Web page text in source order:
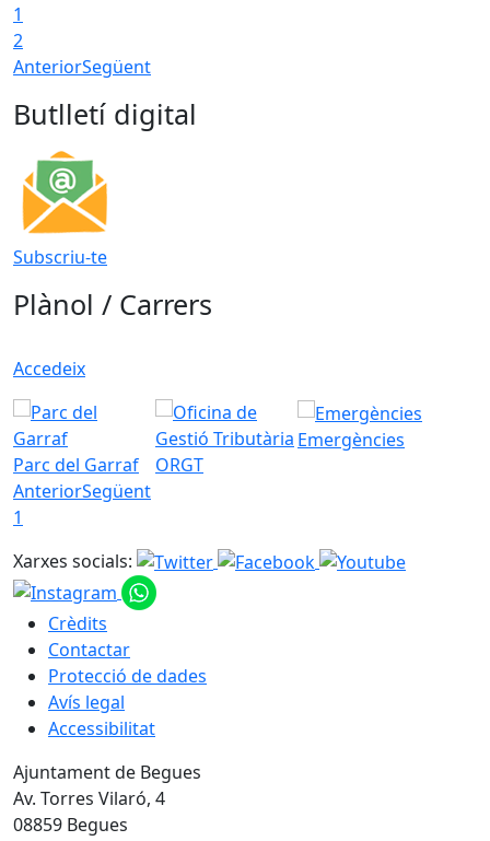
1
2
AnteriorSegüent
Butlletí digital
Subscriu-te
Plànol / Carrers
Accedeix
Parc del Garraf ORGT
Emergències
AnteriorSegüent
1
Xarxes socials:
Crèdits
Contactar
Protecció de dades
Avís legal
Accessibilitat
Ajuntament de Begues
Av. Torres Vilaró, 4
08859 Begues